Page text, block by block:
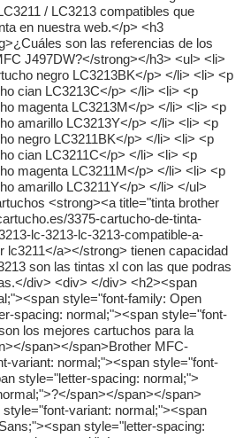
/ LC3213 compatibles que
en nuestra web.</p> <h3
son las referencias de los
J497DW?</strong></h3> <ul> <li>
negro LC3213BK</p> </li> <li> <p
cian LC3213C</p> </li> <li> <p
magenta LC3213M</p> </li> <li> <p
amarillo LC3213Y</p> </li> <li> <p
negro LC3211BK</p> </li> <li> <p
cian LC3211C</p> </li> <li> <p
magenta LC3211M</p> </li> <li> <p
amarillo LC3211Y</p> </li> </ul>
<strong><a title="tinta brother
3375-cartucho-de-tinta-
lc-3213-lc-3213-compatible-a-
lc3211</a></strong> tienen capacidad
son las tintas xl con las que podras
div> <div> </div> <h2><span
style="font-family: Open
spacing: normal;"><span style="font-
los mejores cartuchos para la
span></span>Brother MFC-
variant: normal;"><span style="font-
style="letter-spacing: normal;">
span></span></span>
variant: normal;"><span
style="letter-spacing: